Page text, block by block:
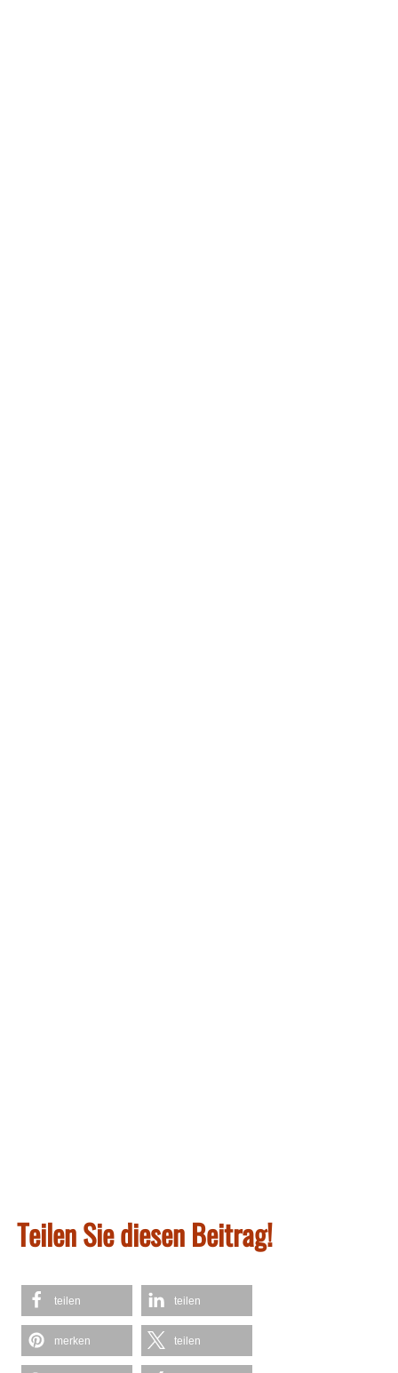
Teilen Sie diesen Beitrag!
teilen teilen
merken teilen